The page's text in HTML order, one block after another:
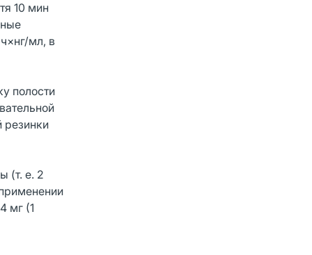
10 мин
мл, в
полости
резинки
(т. е. 2
мг (1